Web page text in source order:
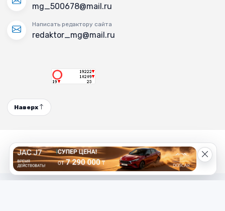
mg_500678@mail.ru
Написать редактору сайта
redaktor_mg@mail.ru
Наверх